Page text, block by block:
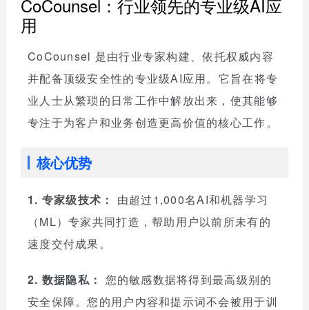
CoCounsel：行业领先的专业级AI应
用
CoCounsel 是由行业专家构建、依托权威内容
并配备顶级安全性的专业级AI应用。它旨在将专
业人士从繁琐的日常工作中解放出来，使其能够
专注于为客户和业务创造更高价值的核心工作。
核心优势
1. 专家级技术：
由超过1,000名AI和机器学习
（ML）专家共同打造，帮助用户以前所未有的
速度交付成果。
2. 数据隐私： 您的敏感数据将得到最高级别的
安全保障。您的用户内容和提示词不会被用于训